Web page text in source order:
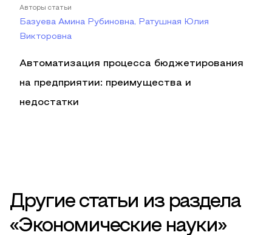
Авторы статьи
Базуева Амина Рубиновна, Ратушная Юлия
Викторовна
Автоматизация процесса бюджетирования
на предприятии: преимущества и
недостатки
Другие статьи из раздела
«Экономические науки»